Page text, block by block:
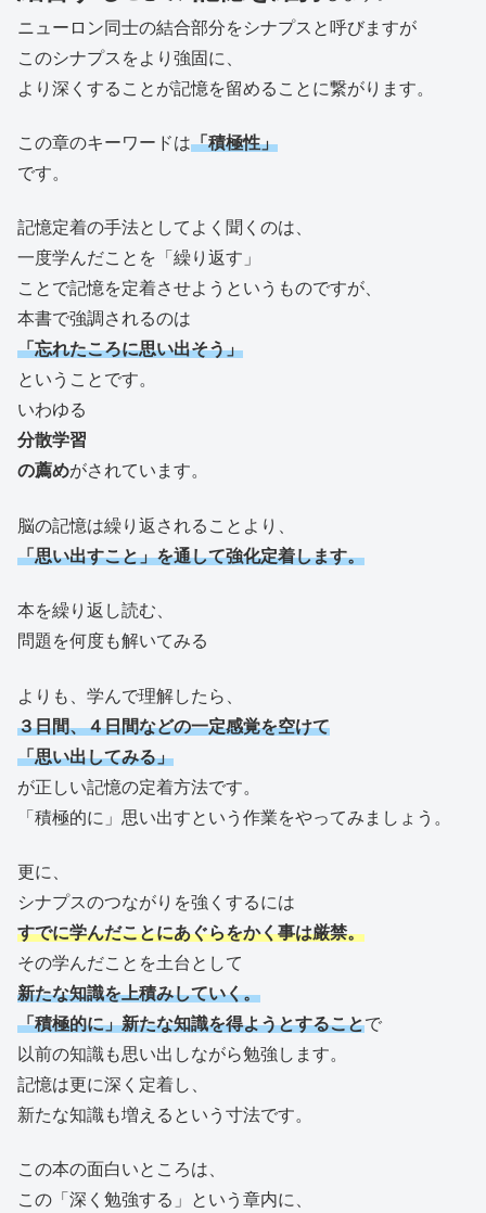
ニューロン同士の結合部分をシナプスと呼びますが
このシナプスをより強固に、
より深くすることが記憶を留めることに繋がります。
この章のキーワードは「積極性」
です。
記憶定着の手法としてよく聞くのは、
一度学んだことを「繰り返す」
ことで記憶を定着させようというものですが、
本書で強調されるのは
「忘れたころに思い出そう」
ということです。
いわゆる
分散学習
の薦めがされています。
脳の記憶は繰り返されることより、
「思い出すこと」を通して強化定着します。
本を繰り返し読む、
問題を何度も解いてみる
よりも、学んで理解したら、
３日間、４日間などの一定感覚を空けて
「思い出してみる」
が正しい記憶の定着方法です。
「積極的に」思い出すという作業をやってみましょう。
更に、
シナプスのつながりを強くするには
すでに学んだことにあぐらをかく事は厳禁。
その学んだことを土台として
新たな知識を上積みしていく。
「積極的に」新たな知識を得ようとすることで
以前の知識も思い出しながら勉強します。
記憶は更に深く定着し、
新たな知識も増えるという寸法です。
この本の面白いところは、
この「深く勉強する」という章内に、